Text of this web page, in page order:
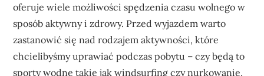
oferuje wiele możliwości spędzenia czasu wolnego w
sposób aktywny i zdrowy. Przed wyjazdem warto
zastanowić się nad rodzajem aktywności, które
chcielibyśmy uprawiać podczas pobytu – czy będą to
sporty wodne takie jak windsurfing czy nurkowanie,